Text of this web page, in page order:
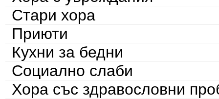
Стари хора
Приюти
Кухни за бедни
Социално слаби
Хора със здравословни